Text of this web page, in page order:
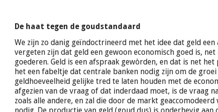
De haat tegen de goudstandaard
We zijn zo danig geïndoctrineerd met het idee dat geld
vergeten zijn dat geld een gewoon economisch goed is, net
goederen. Geld is een afspraak gewòrden, en dat is net
het een fabeltje dat centrale banken nodig zijn om de groei
geldhoeveelheid gelijke tred te laten houden met de
afgezien van de vraag of dat inderdaad moet, is de vraag
zoals alle andere, en zal die door de markt